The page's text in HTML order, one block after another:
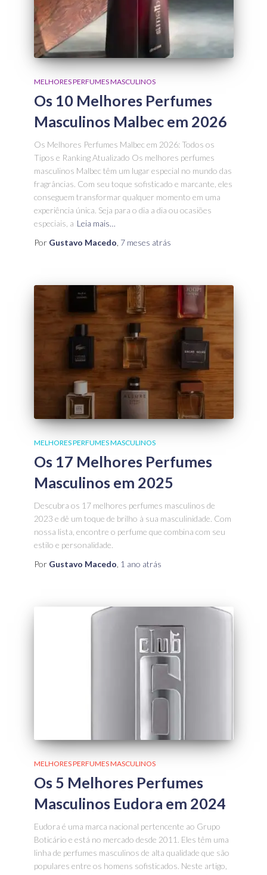
MELHORES PERFUMES MASCULINOS
Os 10 Melhores Perfumes
Masculinos Malbec em 2026
Os Melhores Perfumes Malbec em 2026: Todos os
Tipos e Ranking Atualizado Os melhores perfumes
masculinos Malbec têm um lugar especial no mundo das
fragrâncias. Com seu toque sofisticado e marcante, eles
conseguem transformar qualquer momento em uma
experiência única. Seja para o dia a dia ou ocasiões
especiais, a Leia mais…
Por Gustavo Macedo 7 meses atrás
MELHORES PERFUMES MASCULINOS
Os 17 Melhores Perfumes
Masculinos em 2025
Descubra os 17 melhores perfumes masculinos de
2023 e dê um toque de brilho à sua masculinidade. Com
nossa lista, encontre o perfume que combina com seu
estilo e personalidade.
Por Gustavo Macedo 1 ano atrás
MELHORES PERFUMES MASCULINOS
Os 5 Melhores Perfumes
Masculinos Eudora em 2024
Eudora é uma marca nacional pertencente ao Grupo
Boticário e está no mercado desde 2011. Eles têm uma
linha de perfumes masculinos de alta qualidade que são
populares entre os homens sofisticados. Neste artigo,